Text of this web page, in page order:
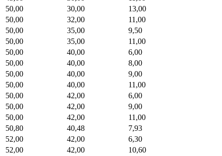
50,00
30,00
13,00
50,00
32,00
11,00
50,00
35,00
9,50
50,00
35,00
11,00
50,00
40,00
6,00
50,00
40,00
8,00
50,00
40,00
9,00
50,00
40,00
11,00
50,00
42,00
6,00
50,00
42,00
9,00
50,00
42,00
11,00
50,80
40,48
7,93
52,00
42,00
6,30
52,00
42,00
10,60